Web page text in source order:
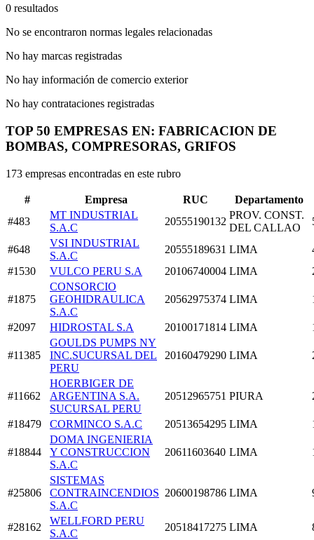
0 resultados
No se encontraron normas legales relacionadas
No hay marcas registradas
No hay información de comercio exterior
No hay contrataciones registradas
TOP 50 EMPRESAS EN: FABRICACION DE
BOMBAS, COMPRESORAS, GRIFOS
173 empresas encontradas en este rubro
# Empresa RUC
Departamento
#483
MT INDUSTRIAL
S.A.C
20555190132
PROV. CONST.
DEL CALLAO
#648
VSI INDUSTRIAL
S.A.C
20555189631 LIMA
#1530
VULCO PERU S.A 20106740004 LIMA
#1875
CONSORCIO
GEOHIDRAULICA
S.A.C
20562975374 LIMA
#2097 HIDROSTAL S.A 20100171814 LIMA
#11385
GOULDS PUMPS NY
INC.SUCURSAL DEL
PERU
20160479290 LIMA
#11662
HOERBIGER DE
ARGENTINA S.A.
SUCURSAL PERU
20512965751 PIURA
#18479 CORMINCO S.A.C 20513654295 LIMA
#18844
DOMA INGENIERIA
Y CONSTRUCCION
S.A.C
20611603640 LIMA
#25806
SISTEMAS
CONTRAINCENDIOS
S.A.C
20600198786 LIMA
#28162
WELLFORD PERU
S.A.C
20518417275 LIMA